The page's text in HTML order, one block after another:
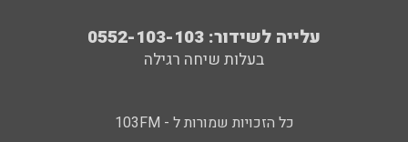
עלייה לשידור: 0552-103-103
בעלות שיחה רגילה
כל הזכויות שמורות ל - 103FM